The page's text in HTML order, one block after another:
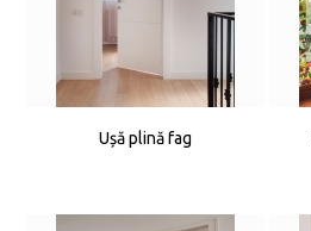
Ușă plină fag